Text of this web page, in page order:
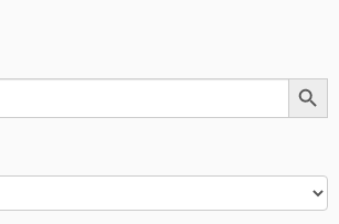
Search Button